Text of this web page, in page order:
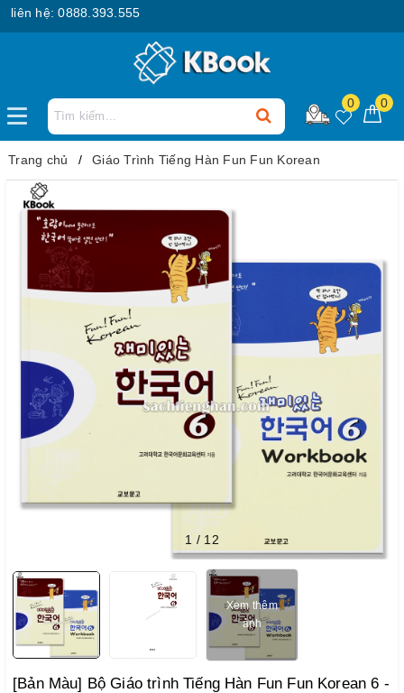
hệ: 0888.393.555
0 0
Trang chủ Giáo Trình Tiếng Hàn Fun Fun Korean
1 / 12
Xem thêm
ảnh
[Bản Màu] Bộ Giáo trình Tiếng Hàn Fun Fun Korean 6 -